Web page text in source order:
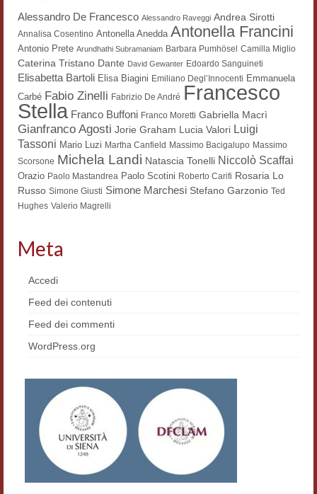
Hagiographica Coreana
Koreanische Literatur und Kultur
Scrittori latini dell’Europa medioevale
Testi Mediolatini
Altri volumi
Atti di convegno
Materiali
Presentazione
Poesia inglese postcoloniale
Comitato scientifico
Norme etiche e redazionali
Dépliant e cedola acquisti
Alessandro De Francesco Alessandro Raveggi Andrea Sirotti
Annalisa Cosentino Antonella Anedda Antonella Francini
Antonio Prete Arundhathi Subramaniam Barbara Pumhösel Camilla Miglio
Caterina Tristano Dante David Gewanter Edoardo Sanguineti
Elisabetta Bartoli Elisa Biagini Emiliano Degl’Innocenti Emmanuela
Carbé Fabio Zinelli Fabrizio De André Francesco
Stella Franco Buffoni Franco Moretti Gabriella Macrì
Gianfranco Agosti Jorie Graham Lucia Valori Luigi
Tassoni Mario Luzi Martha Canfield Massimo Bacigalupo Massimo
Scorsone Michela Landi Natascia Tonelli Niccolò Scaffai
Orazio Paolo Mastandrea Paolo Scotini Roberto Carifi Rosaria Lo
Russo Simone Giusti Simone Marchesi Stefano Garzonio Ted
Hughes Valerio Magrelli
Meta
Accedi
Feed dei contenuti
Feed dei commenti
WordPress.org